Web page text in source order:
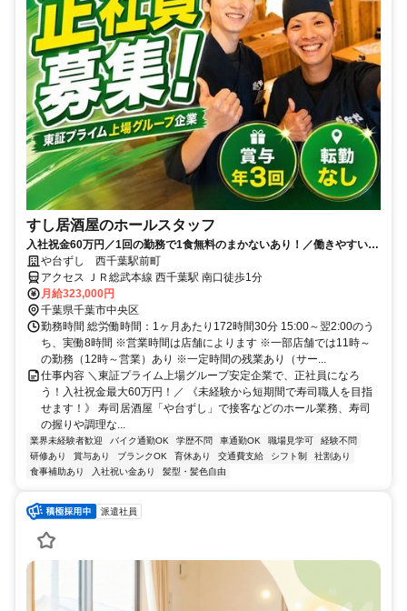
すし居酒屋のホールスタッフ
入社祝金60万円／1回の勤務で1食無料のまかないあり！／働きやすい環
境づくりに力を入れています◎
や台ずし 西千葉駅前町
アクセス ＪＲ総武本線 西千葉駅 南口徒歩1分
月給323,000円
千葉県千葉市中央区
勤務時間 総労働時間：1ヶ月あたり172時間30分 15:00～翌2:00のう
ち、実働8時間 ※営業時間は店舗によります ※一部店舗では11時～
の勤務（12時～営業）あり ※一定時間の残業あり（サー...
仕事内容 ＼東証プライム上場グループ安定企業で、正社員になろ
う！入社祝金最大60万円！／ 《未経験から短期間で寿司職人を目指
せます！》 寿司居酒屋「や台ずし」で接客などのホール業務、寿司
の握りや調理な...
業界未経験者歓迎 バイク通勤OK 学歴不問 車通勤OK 職場見学可
経験不問
研修あり
賞与あり ブランクOK 育休あり 交通費支給 シフト制
社割あり
食事補助あり
入社祝い金あり 髪型・髪色自由
派遣社員